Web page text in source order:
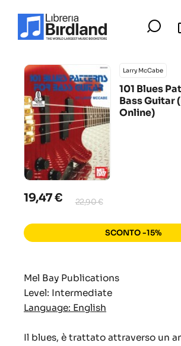
Larry McCabe
101 Blues
Bass Guitar
Online)
19,47 € 22,90 €
SCONTO -15%
Mel Bay Publications
Level: Intermediate
Language: English
Il blues, è trattato attraverso un